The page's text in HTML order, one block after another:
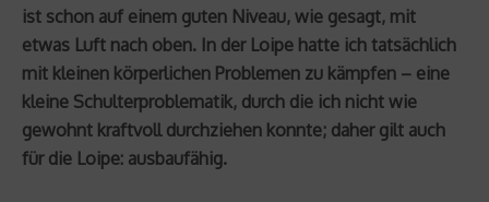
ist schon auf einem guten Niveau, wie gesagt, mit
etwas Luft nach oben. In der Loipe hatte ich tatsächlich
mit kleinen körperlichen Problemen zu kämpfen – eine
kleine Schulterproblematik, durch die ich nicht wie
gewohnt kraftvoll durchziehen konnte; daher gilt auch
für die Loipe: ausbaufähig.